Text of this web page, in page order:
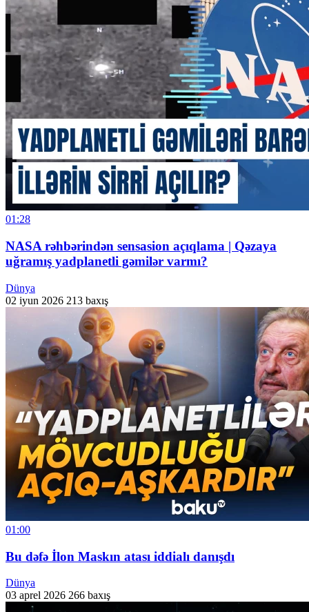
01:28
NASA rəhbərindən sensasion açıqlama | Qəzaya
uğramış yadplanetli gəmilər varmı?
Dünya
02 iyun 2026 213 baxış
01:00
Bu dəfə İlon Maskın atası iddialı danışdı
Dünya
03 aprel 2026 266 baxış